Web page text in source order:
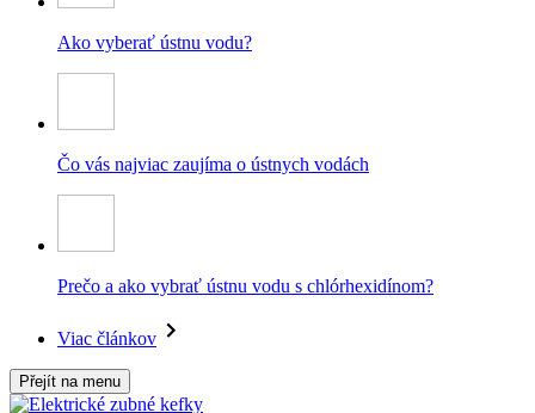
Ako vyberať ústnu vodu?
Čo vás najviac zaujíma o ústnych vodách
Prečo a ako vybrať ústnu vodu s chlórhexidínom?
Viac článkov
Přejít na menu